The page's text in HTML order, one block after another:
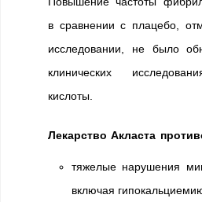
в сравнении с плацебо,
исследовании, не было
клинических
кислоты.
Лекарство Акласта
тяжелые нарушения
включая